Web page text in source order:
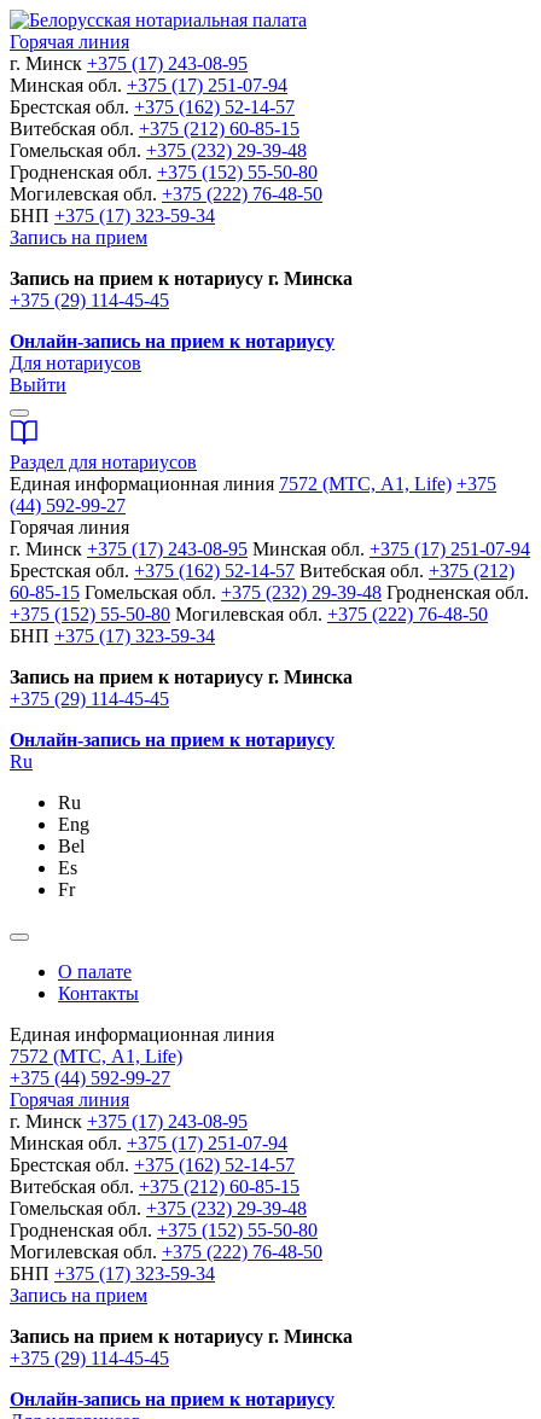
Горячая линия
г. Минск +375 (17) 243-08-95
Минская обл. +375 (17) 251-07-94
Брестская обл. +375 (162) 52-14-57
Витебская обл. +375 (212) 60-85-15
Гомельская обл. +375 (232) 29-39-48
Гродненская обл. +375 (152) 55-50-80
Могилевская обл. +375 (222) 76-48-50
БНП +375 (17) 323-59-34
Запись на прием
Запись на прием к нотариусу г. Минска
+375 (29) 114-45-45
Онлайн-запись на прием к нотариусу
Для нотариусов
Выйти
Раздел для нотариусов
Единая информационная линия 7572 (МТС, A1, Life) +375
(44) 592-99-27
Горячая линия
г. Минск +375 (17) 243-08-95 Минская обл. +375 (17) 251-07-94
Брестская обл. +375 (162) 52-14-57 Витебская обл. +375 (212)
60-85-15 Гомельская обл. +375 (232) 29-39-48 Гродненская обл.
+375 (152) 55-50-80 Могилевская обл. +375 (222) 76-48-50
БНП +375 (17) 323-59-34
Запись на прием к нотариусу г. Минска
+375 (29) 114-45-45
Онлайн-запись на прием к нотариусу
Ru
Ru
Eng
Bel
Es
Fr
О палате
Контакты
Единая информационная линия
7572 (МТС, A1, Life)
+375 (44) 592-99-27
Горячая линия
г. Минск +375 (17) 243-08-95
Минская обл. +375 (17) 251-07-94
Брестская обл. +375 (162) 52-14-57
Витебская обл. +375 (212) 60-85-15
Гомельская обл. +375 (232) 29-39-48
Гродненская обл. +375 (152) 55-50-80
Могилевская обл. +375 (222) 76-48-50
БНП +375 (17) 323-59-34
Запись на прием
Запись на прием к нотариусу г. Минска
+375 (29) 114-45-45
Онлайн-запись на прием к нотариусу